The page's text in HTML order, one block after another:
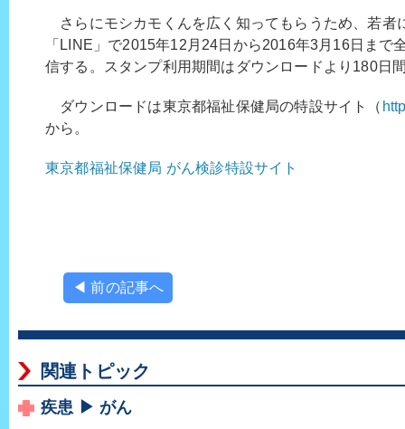
さらにモシカモくんを広く知ってもらうため、若者
「LINE」で2015年12月24日から2016年3月16日まで
信する。スタンプ利用期間はダウンロードより180日
ダウンロードは東京都福祉保健局の特設サイト（
から。
東京都福祉保健局 がん検診特設サイト
◀ 前の記事へ
関連トピック
疾患 ▶ がん